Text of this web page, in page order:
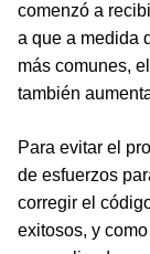
comenzó a
a que a medida
más comunes,
también
Para evitar el
de esfuerzos
corregir el
exitosos, y